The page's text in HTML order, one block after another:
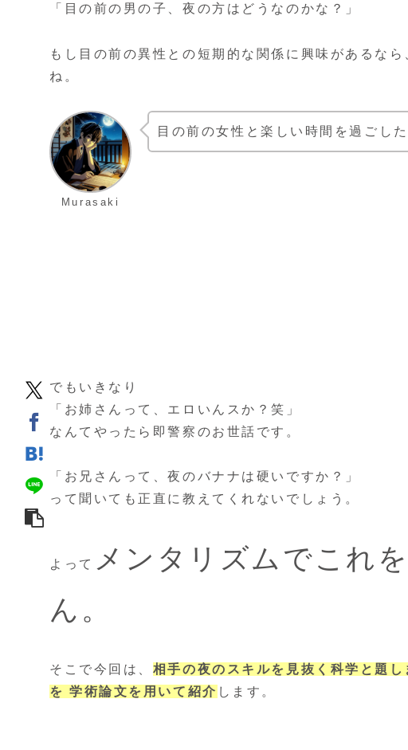
「目の前の男の子、夜の方はどうなのかな？」
もし目の前の異性との短期的な関係に興味があるな
ね。
Murasaki
目の前の女性と楽しい時間を過ごし
でもいきなり
「お姉さんって、エロいんスか？笑」
なんてやったら即警察のお世話です。
「お兄さんって、夜のバナナは硬いですか？」
って聞いても正直に教えてくれないでしょう。
よって
メンタリズムでこれ
ん。
そこで今回は、 相手の夜のスキルを見抜く科学と題
を 学術論文を用いて紹介 します。